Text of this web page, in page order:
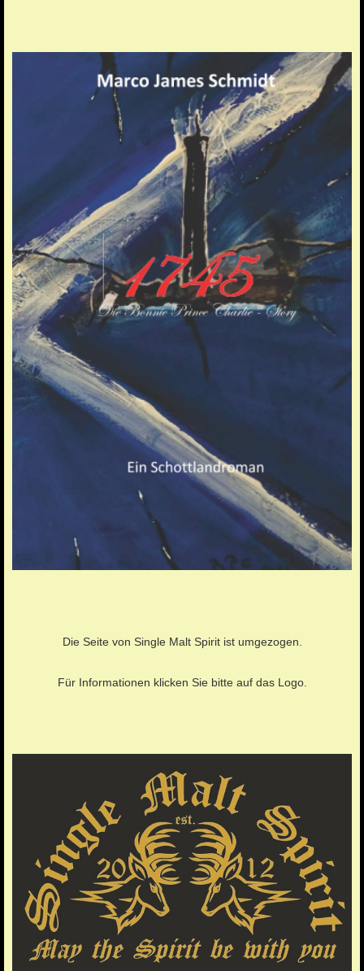
Die Seite von Single Malt Spirit ist umgezogen.
Für Informationen klicken Sie bitte auf das Logo.